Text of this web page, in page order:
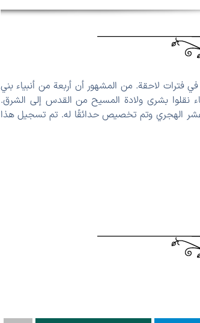
فترات لاحقة. من المشهور أن أربعة من أنبياء بني
نقلوا بشرى ولادة المسيح من القدس إلى الشرق.
عشر الهجري وتم تخصيص حدائقًا له. تم تسجيل هذا